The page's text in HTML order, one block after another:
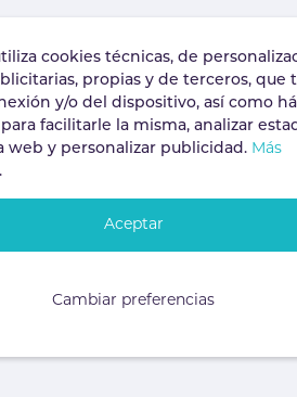
Pero entre todos los tipos
Este alimento es muy
mundo. Este plato chino
probarlo dicen que su sabor
de patos y gansos que han
culinaria, especialmente si se
los chefs de renombre en sus
alguno de estos platos?
cookies técnicas, de
propias y de terceros, que
y/o del dispositivo, así como
facilitarle la misma, analizar
web y personalizar publicidad. Más
.
Cambiar preferencias
Aceptar